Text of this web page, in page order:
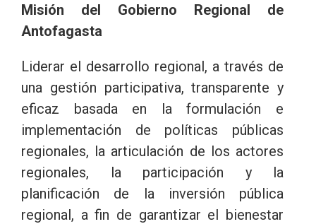
Misión del Gobierno Regional de
Antofagasta
Liderar el desarrollo regional, a través de
una gestión participativa, transparente y
eficaz basada en la formulación e
implementación de políticas públicas
regionales, la articulación de los actores
regionales, la participación y la
planificación de la inversión pública
regional, a fin de garantizar el bienestar